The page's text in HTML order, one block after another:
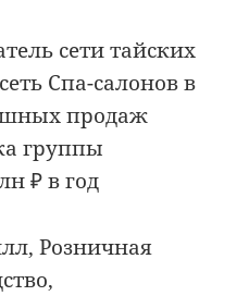
сети тайских
Спа-салонов в
продаж
группы
₽ в год
Розничная